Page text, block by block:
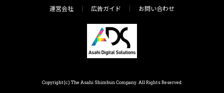
運営会社 広告ガイド お問い合わせ
Copyright(c) The Asahi Shimbun Company. All Rights Reserved.